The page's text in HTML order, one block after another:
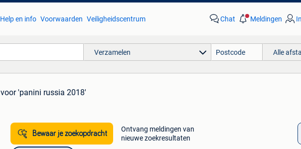
Help en info Voorwaarden Veiligheidscentrum Chat Meldingen
Verzamelen Alle
voor 'panini russia 2018'
Bewaar je zoekopdracht
Ontvang meldingen van
nieuwe zoekresultaten